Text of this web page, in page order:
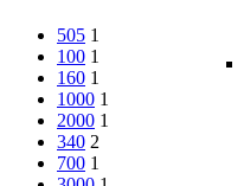
505 1
100 1
160 1
1000 1
2000 1
340 2
700 1